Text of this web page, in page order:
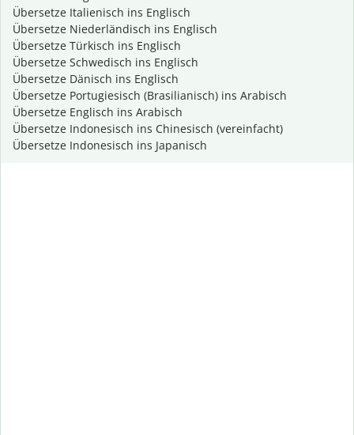
Übersetze Italienisch ins Englisch
Übersetze Niederländisch ins Englisch
Übersetze Türkisch ins Englisch
Übersetze Schwedisch ins Englisch
Übersetze Dänisch ins Englisch
Übersetze Portugiesisch (Brasilianisch) ins Arabisch
Übersetze Englisch ins Arabisch
Übersetze Indonesisch ins Chinesisch (vereinfacht)
Übersetze Indonesisch ins Japanisch